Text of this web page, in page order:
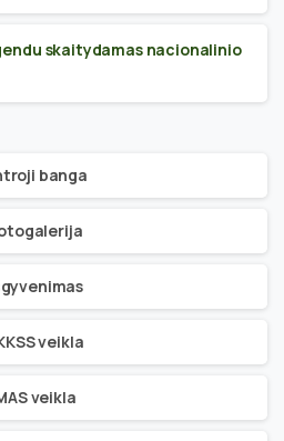
skaitydamas nacionalinio
banga
veikla
veikla